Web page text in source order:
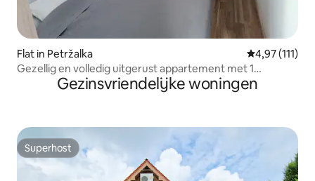
Flat in Petržalka Gemiddelde
4,97 (111)
Gezellig en volledig uitgerust appartement met 1
slaapkamer en airconditioning
Gezinsvriendelijke woningen
Superhost
Superhost